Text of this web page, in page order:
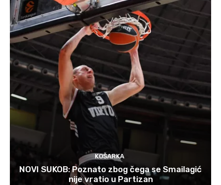
KOŠARKA
NOVI SUKOB: Poznato zbog čega se Smailagić
nije vratio u Partizan